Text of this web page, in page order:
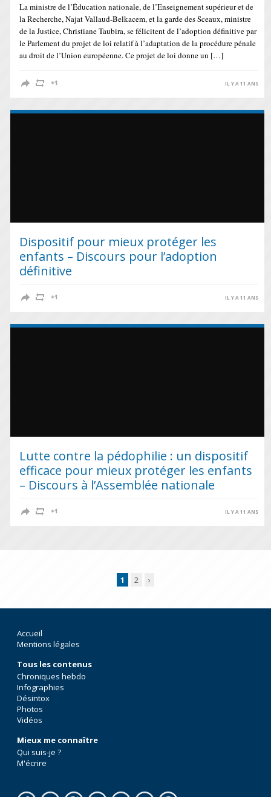
La ministre de l’Éducation nationale, de l’Enseignement supérieur et de
la Recherche, Najat Vallaud-Belkacem, et la garde des Sceaux, ministre
de la Justice, Christiane Taubira, se félicitent de l’adoption définitive par
le Parlement du projet de loi relatif à l’adaptation de la procédure pénale
au droit de l’Union européenne. Ce projet de loi donne un […]
IL Y A 11 ANS
Dispositif pour mieux protéger les
enfants – Discours pour l’adoption
définitive
IL Y A 11 ANS
Lutte contre la pédophilie : un dispositif
efficace pour mieux protéger les enfants
– Discours à l’Assemblée nationale
IL Y A 11 ANS
1 2 ›
Accueil
Mentions légales
Tous les contenus
Chroniques hebdo
Infographies
Désintox
Photos
Vidéos
Mieux me connaître
Qui suis-je ?
M'écrire